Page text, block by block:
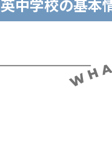
中学校の基本